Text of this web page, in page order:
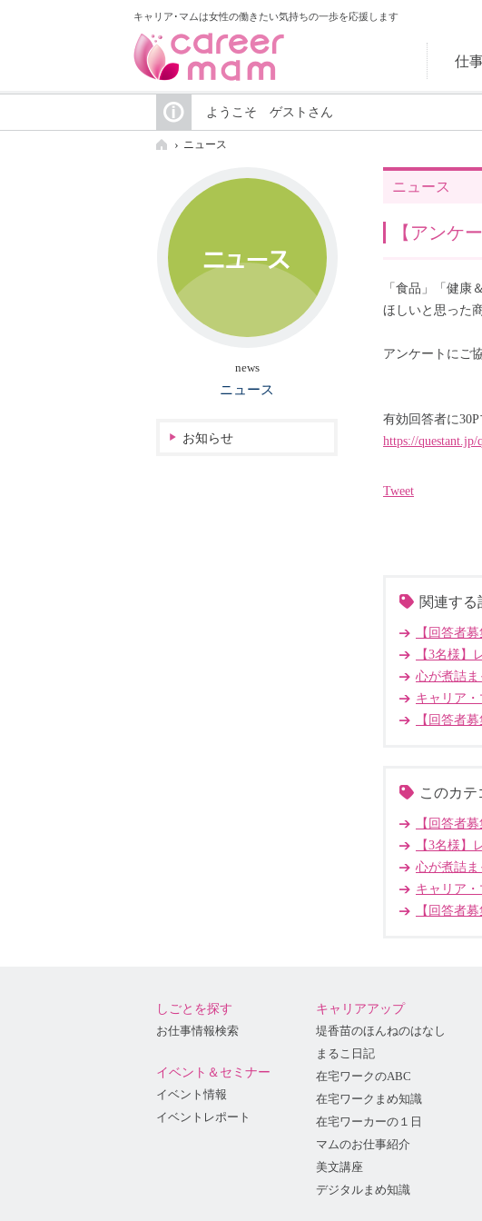
キャリア･マムは女性の働きたい気持ちの一歩を応援します
仕
ようこそ ゲストさん
ニュース
ニュース
【アンケ
「食品」「健康
ほしいと思った
アンケートにご
有効回答者に
https://
Tweet
関連する
【回答者
【3名様
心が煮詰
キャリア
【回答者
このカ
【回答者
【3名様
心が煮詰
キャリア
【回答者
news
ニュース
お知らせ
しごとを探す
お仕事情報検索
イベント＆セミナー
イベント情報
イベントレポート
キャリアアップ
堤香苗のほんねのはなし
まるこ日記
在宅ワークのABC
在宅ワークまめ知識
在宅ワーカーの１日
マムのお仕事紹介
美文講座
デジタルまめ知識